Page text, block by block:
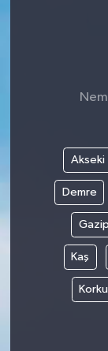
Akseki
Demre
Kaş